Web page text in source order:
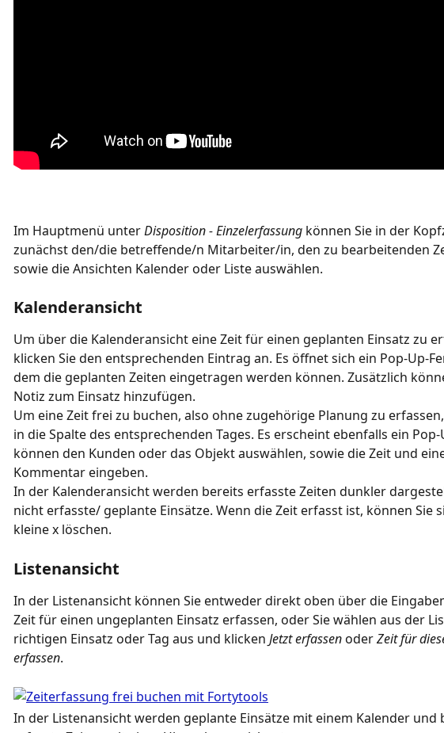
Im Hauptmenü unter Disposition - Einzelerfassung können Sie in der
zunächst den/die betreffende/n Mitarbeiter/in, den zu bearbeitenden
sowie die Ansichten Kalender oder Liste auswählen.
Kalenderansicht
Um über die Kalenderansicht eine Zeit für einen geplanten Einsatz zu
klicken Sie den entsprechenden Eintrag an. Es öffnet sich ein Pop-Up-
dem die geplanten Zeiten eingetragen werden können. Zusätzlich
Notiz zum Einsatz hinzufügen.
Um eine Zeit frei zu buchen, also ohne zugehörige Planung zu
in die Spalte des entsprechenden Tages. Es erscheint ebenfalls ein Pop-
können den Kunden oder das Objekt auswählen, sowie die Zeit und
Kommentar eingeben.
In der Kalenderansicht werden bereits erfasste Zeiten dunkler
nicht erfasste/ geplante Einsätze. Wenn die Zeit erfasst ist, können Sie
kleine x löschen.
Listenansicht
In der Listenansicht können Sie entweder direkt oben über die
Zeit für einen ungeplanten Einsatz erfassen, oder Sie wählen aus der
richtigen Einsatz oder Tag aus und klicken Jetzt erfassen oder Zeit für
erfassen.
In der Listenansicht werden geplante Einsätze mit einem Kalender und